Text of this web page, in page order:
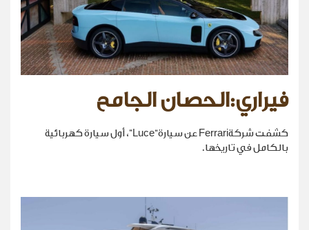
فيراري:الحصان الجامح
كشفت شركةFerrari عن سيارة“Luce”، أول سيارة كهربائية
بالكامل في تاريخها.